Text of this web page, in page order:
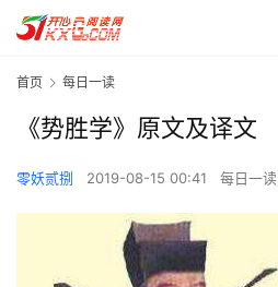
首页 每日一读
《势胜学》原文及译文
零妖贰捌 2019-08-15 00:41 每日一读